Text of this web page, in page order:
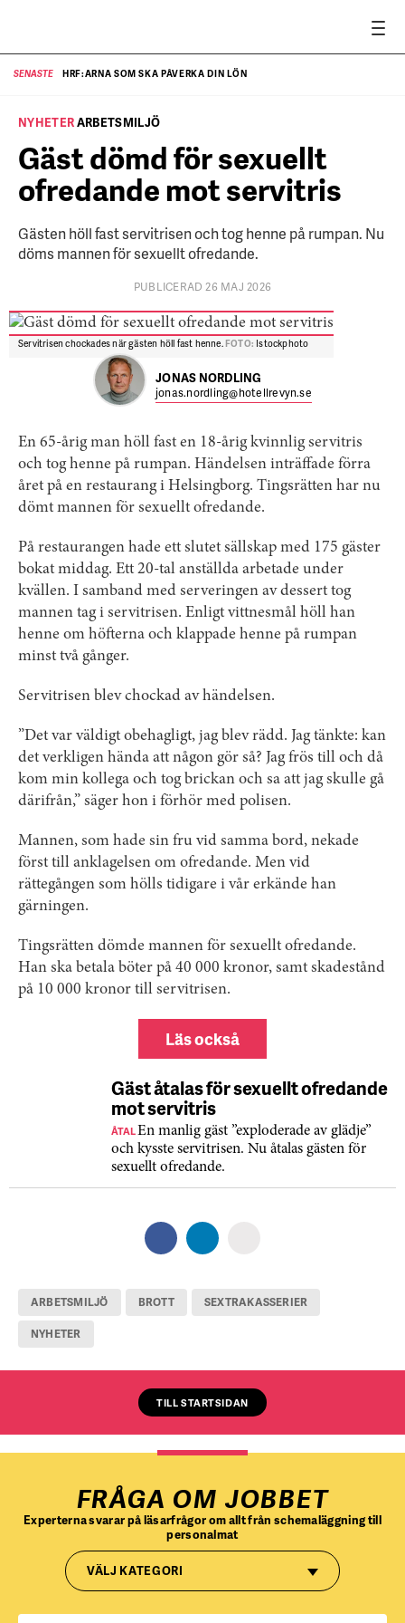
SENASTE HRF:ARNA SOM SKA PÅVERKA DIN LÖN
NYHETERARBETSMILJÖ
Gäst dömd för sexuellt
ofredande mot servitris
Gästen höll fast servitrisen och tog henne på rumpan. Nu
döms mannen för sexuellt ofredande.
PUBLICERAD 26 MAJ 2026
Servitrisen chockades när gästen höll fast henne.FOTO: Istockphoto
JONAS NORDLING
jonas.nordling@hotellrevyn.se
En 65-årig man höll fast en 18-årig kvinnlig servitris
och tog henne på rumpan. Händelsen inträffade förra
året på en restaurang i Helsingborg. Tingsrätten har nu
dömt mannen för sexuellt ofredande.
På restaurangen hade ett slutet sällskap med 175 gäster
bokat middag. Ett 20-tal anställda arbetade under
kvällen. I samband med serveringen av dessert tog
mannen tag i servitrisen. Enligt vittnesmål höll han
henne om höfterna och klappade henne på rumpan
minst två gånger.
Servitrisen blev chockad av händelsen.
”Det var väldigt obehagligt, jag blev rädd. Jag tänkte: kan
det verkligen hända att någon gör så? Jag frös till och då
kom min kollega och tog brickan och sa att jag skulle gå
därifrån,” säger hon i förhör med polisen.
Mannen, som hade sin fru vid samma bord, nekade
först till anklagelsen om ofredande. Men vid
rättegången som hölls tidigare i vår erkände han
gärningen.
Tingsrätten dömde mannen för sexuellt ofredande.
Han ska betala böter på 40 000 kronor, samt skadestånd
på 10 000 kronor till servitrisen.
Läs också
Gäst åtalas för sexuellt ofredande
mot servitris
ÅTALEn manlig gäst ”exploderade av glädje”
och kysste servitrisen. Nu åtalas gästen för
sexuellt ofredande.
ARBETSMILJÖ BROTT SEXTRAKASSERIER
NYHETER
TILL STARTSIDAN
FRÅGA OM JOBBET
Experterna svarar på läsarfrågor om allt från schemaläggning till
personalmat
VÄLJ KATEGORI